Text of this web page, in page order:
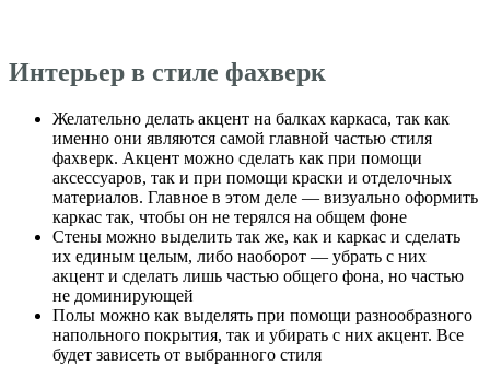
Интерьер в стиле фахверк
Желательно делать акцент на балках каркаса, так как
именно они являются самой главной частью стиля
фахверк. Акцент можно сделать как при помощи
аксессуаров, так и при помощи краски и отделочных
материалов. Главное в этом деле — визуально оформить
каркас так, чтобы он не терялся на общем фоне
Стены можно выделить так же, как и каркас и сделать
их единым целым, либо наоборот — убрать с них
акцент и сделать лишь частью общего фона, но частью
не доминирующей
Полы можно как выделять при помощи разнообразного
напольного покрытия, так и убирать с них акцент. Все
будет зависеть от выбранного стиля